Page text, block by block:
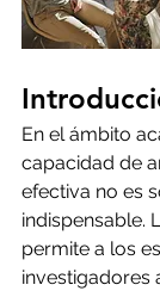
En el ámbito
capacidad de
efectiva no es
indispensable.
permite a los
investigadores